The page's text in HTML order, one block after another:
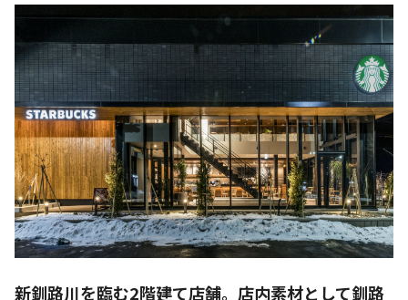
新釧路川を臨む2階建て店舗。店内素材として釧路